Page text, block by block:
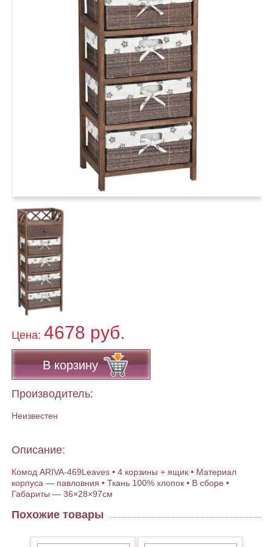
Цена: 4678 руб.
В корзину
Производитель:
Неизвестен
Описание:
Комод ARIVA-469Leaves • 4 корзины + ящик • Материал
корпуса — павловния • Ткань 100% хлопок • В сборе •
Габариты — 36×28×97см
Похожие товары